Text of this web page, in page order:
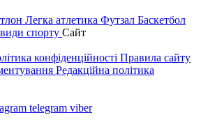
Легка атлетика Футзал Баскетбол
спорту Сайт
конфіденційності Правила сайту
Редакційна політика
telegram viber